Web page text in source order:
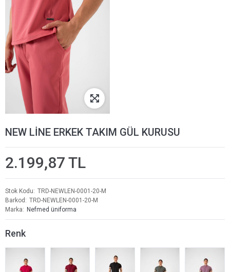
NEW LİNE ERKEK TAKIM GÜL KURUSU
2.199,87 TL
Stok Kodu
TRD-NEWLEN-0001-20-M
Barkod
TRD-NEWLEN-0001-20-M
Marka
Nefmed üniforma
Renk